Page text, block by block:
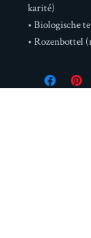
karité)
• Biologische
• Rozenbottel